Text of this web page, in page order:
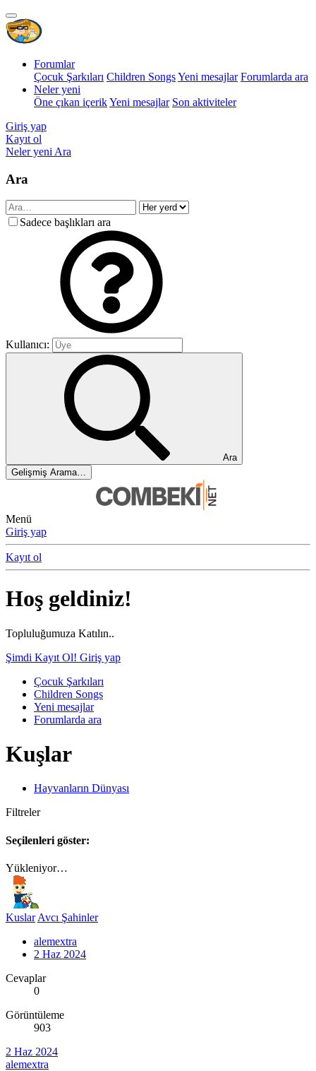
Forumlar
Çocuk Şarkıları Children SongsYeni mesajlar Forumlarda ara
Neler yeni
Öne çıkan içerikYeni mesajlar Son aktiviteler
Giriş yap
Kayıt ol
Neler yeni Ara
Ara
Sadece başlıkları ara
Kullanıcı:
Ara
Gelişmiş Arama…
Menü
Giriş yap
Kayıt ol
Hoş geldiniz!
Topluluğumuza Katılın..
Şimdi Kayıt Ol! Giriş yap
Çocuk Şarkıları
Children Songs
Yeni mesajlar
Forumlarda ara
Kuşlar
Hayvanların Dünyası
Filtreler
Seçilenleri göster:
Yükleniyor…
Kuslar Avcı Şahinler
alemextra
2 Haz 2024
Cevaplar
0
Görüntüleme
903
2 Haz 2024
alemextra